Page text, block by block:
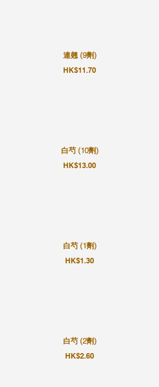
連翹 (9劑)
HK$11.70
白芍 (10劑)
HK$13.00
白芍 (1劑)
HK$1.30
白芍 (2劑)
HK$2.60